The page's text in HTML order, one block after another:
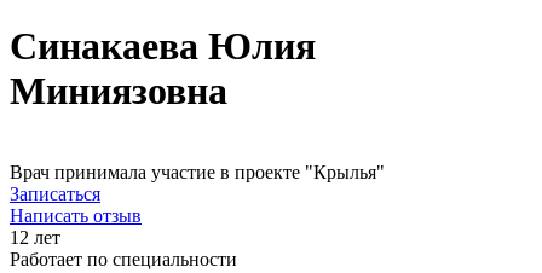
Синакаева Юлия
Миниязовна
Врач принимала участие в проекте "Крылья"
Записаться
Написать отзыв
12 лет
Работает по специальности